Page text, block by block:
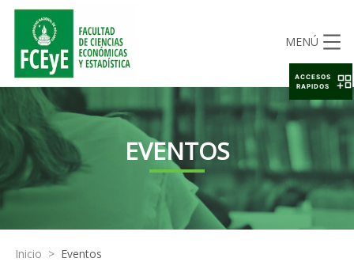
MENÚ
EVENTOS
Inicio > Eventos
ACCESOS
RAPIDOS